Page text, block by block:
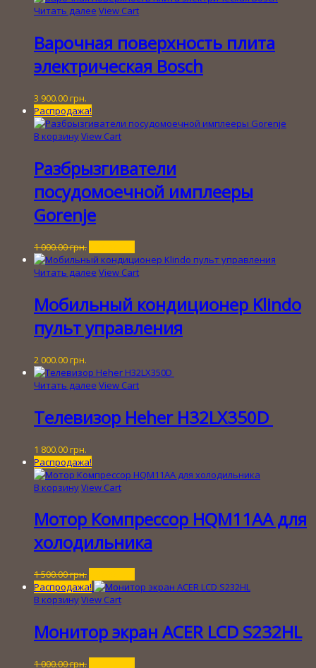
Читать далее View Cart
Варочная поверхность плита
электрическая Bosch
3 900.00 грн.
Распродажа!
В корзинуView Cart
Разбрызгиватели
посудомоечной имплееры
Gorenje
1 000.00грн.
цена
составляла
000.00 грн..
цена:
200.00 грн..
Читать далее View Cart
Мобильный кондиционер Klindo
пульт управления
2 000.00 грн.
Читать далее View Cart
Телевизор Heher H32LX350D
1 800.00 грн.
Распродажа!
В корзинуView Cart
Мотор Компрессор HQM11AA для
холодильника
1 500.00грн.
цена
составляла
цена:
Распродажа!
В корзинуView Cart
Монитор экран ACER LCD S232HL
1 000.00грн.